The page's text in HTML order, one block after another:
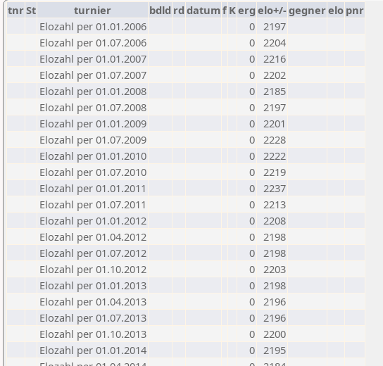
tnrSt turnier bdld rd datumf Kerg elo+/-gegnerelo pnr
Elozahl per 01.01.2006
0 2197
Elozahl per 01.07.2006
0 2204
Elozahl per 01.01.2007
0 2216
Elozahl per 01.07.2007
0 2202
Elozahl per 01.01.2008
0 2185
Elozahl per 01.07.2008
0 2197
Elozahl per 01.01.2009
0 2201
Elozahl per 01.07.2009
0 2228
Elozahl per 01.01.2010
0 2222
Elozahl per 01.07.2010
0 2219
Elozahl per 01.01.2011
0 2237
Elozahl per 01.07.2011
0 2213
Elozahl per 01.01.2012
0 2208
Elozahl per 01.04.2012
0 2198
Elozahl per 01.07.2012
0 2198
Elozahl per 01.10.2012
0 2203
Elozahl per 01.01.2013
0 2198
Elozahl per 01.04.2013
0 2196
Elozahl per 01.07.2013
0 2196
Elozahl per 01.10.2013
0 2200
Elozahl per 01.01.2014
0 2195